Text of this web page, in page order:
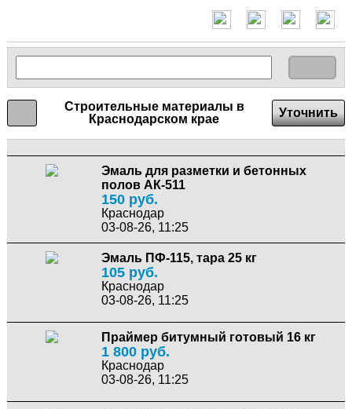
Строительные материалы в
Краснодарском крае
Уточнить
Эмаль для разметки и бетонных
полов АК-511
150 руб.
Краснодар
03-08-26, 11:25
Эмаль ПФ-115, тара 25 кг
105 руб.
Краснодар
03-08-26, 11:25
Праймер битумный готовый 16 кг
1 800 руб.
Краснодар
03-08-26, 11:25